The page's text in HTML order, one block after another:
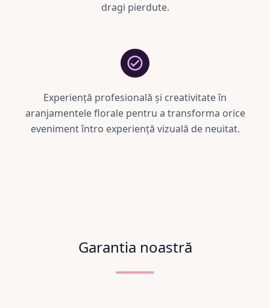
dragi pierdute.
Experiență profesională și creativitate în
aranjamentele florale pentru a transforma orice
eveniment întro experiență vizuală de neuitat.
Garantia noastră